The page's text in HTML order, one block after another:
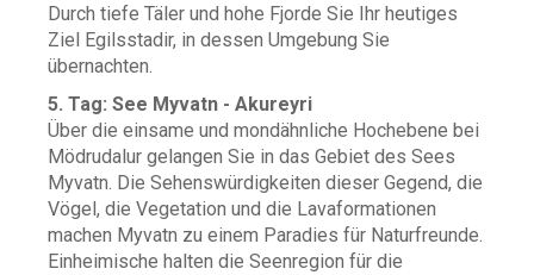
Durch tiefe Täler und hohe Fjorde Sie Ihr heutiges
Ziel Egilsstadir, in dessen Umgebung Sie
übernachten.
5. Tag: See Myvatn - Akureyri
Über die einsame und mondähnliche Hochebene bei
Mödrudalur gelangen Sie in das Gebiet des Sees
Myvatn. Die Sehenswürdigkeiten dieser Gegend, die
Vögel, die Vegetation und die Lavaformationen
machen Myvatn zu einem Paradies für Naturfreunde.
Einheimische halten die Seenregion für die